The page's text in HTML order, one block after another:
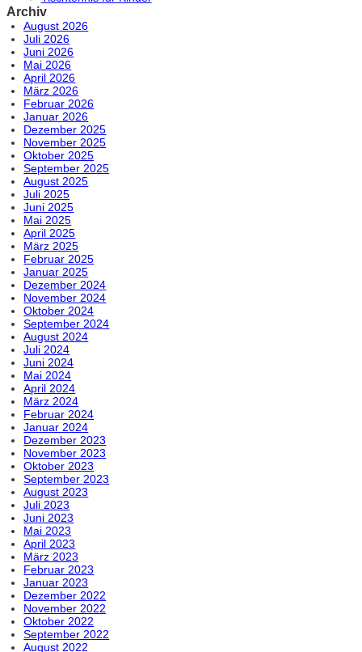
Archiv
August 2026
Juli 2026
Juni 2026
Mai 2026
April 2026
März 2026
Februar 2026
Januar 2026
Dezember 2025
November 2025
Oktober 2025
September 2025
August 2025
Juli 2025
Juni 2025
Mai 2025
April 2025
März 2025
Februar 2025
Januar 2025
Dezember 2024
November 2024
Oktober 2024
September 2024
August 2024
Juli 2024
Juni 2024
Mai 2024
April 2024
März 2024
Februar 2024
Januar 2024
Dezember 2023
November 2023
Oktober 2023
September 2023
August 2023
Juli 2023
Juni 2023
Mai 2023
April 2023
März 2023
Februar 2023
Januar 2023
Dezember 2022
November 2022
Oktober 2022
September 2022
August 2022